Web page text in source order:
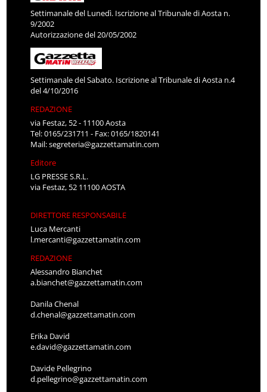
Settimanale del Lunedì. Iscrizione al Tribunale di Aosta n.
9/2002
Autorizzazione del 20/05/2002
Settimanale del Sabato. Iscrizione al Tribunale di Aosta n.4
del 4/10/2016
REDAZIONE
via Festaz, 52 - 11100 Aosta
Tel: 0165/231711 - Fax: 0165/1820141
Mail:segreteria@gazzettamatin.com
Editore
LG PRESSE S.R.L.
via Festaz, 52 11100 AOSTA
DIRETTORE RESPONSABILE
Luca Mercanti
l.mercanti@gazzettamatin.com
REDAZIONE
Alessandro Bianchet
a.bianchet@gazzettamatin.com
Danila Chenal
d.chenal@gazzettamatin.com
Erika David
e.david@gazzettamatin.com
Davide Pellegrino
d.pellegrino@gazzettamatin.com